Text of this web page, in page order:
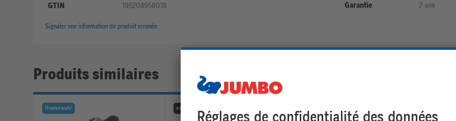
GTIN 195204958018 Garantie 2 ans
Signaler une information de produit erronée
Produits similaires
Nouveauté exclusivement en ligne